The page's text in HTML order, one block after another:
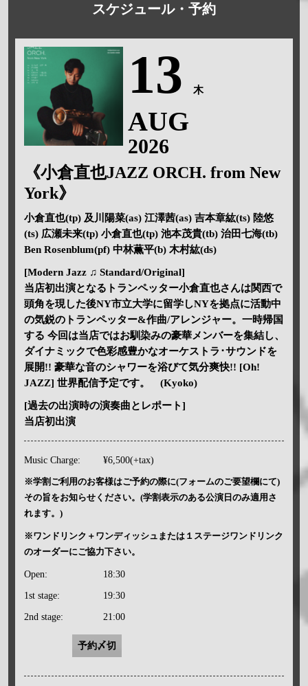
スケジュール・予約
13 木
AUG
2026
《小倉直也JAZZ ORCH. from New
York》
小倉直也(tp) 及川陽菜(as) 江澤茜(as) 吉本章紘(ts) 陸悠
(ts) 広瀬未来(tp) 小倉直也(tp) 池本茂貴(tb) 治田七海(tb)
Ben Rosenblum(pf) 中林薫平(b) 木村紘(ds)
[Modern Jazz ♫ Standard/Original]
当店初出演となるトランペッター小倉直也さんは関西で
頭角を現した後NY市立大学に留学しNYを拠点に活動中
の気鋭のトランペッター&作曲/アレンジャー。一時帰国
する 今回は当店ではお馴染みの豪華メンバーを集結し、
ダイナミックで色彩感豊かなオーケストラ･サウンドを
展開!! 豪華な音のシャワーを浴びて気分爽快!! [Oh!
JAZZ] 世界配信予定です。 (Kyoko)
[過去の出演時の演奏曲とレポート]
当店初出演
Music Charge: ¥6,500(+tax)
※学割ご利用のお客様はご予約の際に(フォームのご要望欄にて)
その旨をお知らせください。(学割表示のある公演日のみ適用さ
れます。)
※ワンドリンク＋ワンディッシュまたは１ステージワンドリンク
のオーダーにご協力下さい。
Open: 18:30
1st stage: 19:30
2nd stage: 21:00
予約〆切